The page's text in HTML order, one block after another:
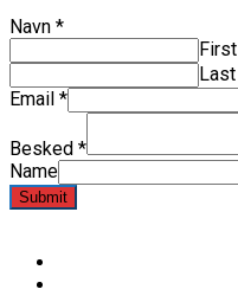
Navn *
First
Last
Email *
Besked *
Name
Submit